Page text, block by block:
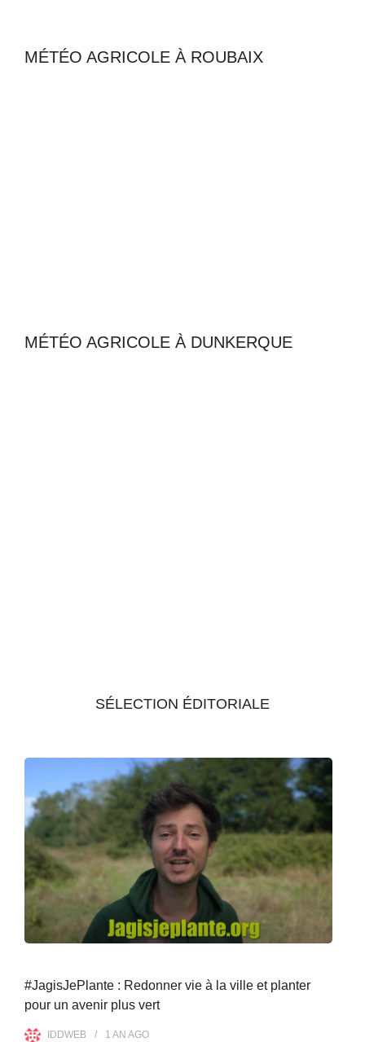
MÉTÉO AGRICOLE À ROUBAIX
MÉTÉO AGRICOLE À DUNKERQUE
SÉLECTION ÉDITORIALE
#JagisJePlante : Redonner vie à la ville et planter
pour un avenir plus vert
IDDWEB 1 AN AGO